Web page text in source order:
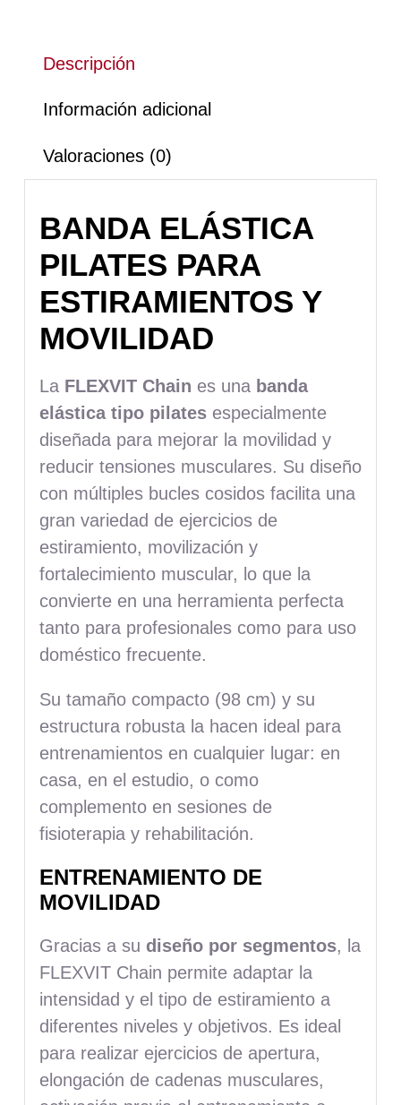
Descripción
Información adicional
Valoraciones (0)
BANDA ELÁSTICA
PILATES PARA
ESTIRAMIENTOS Y
MOVILIDAD
La FLEXVIT Chain es una banda
elástica tipo pilatesespecialmente
diseñada para mejorar la movilidad y
reducir tensiones musculares. Su diseño
con múltiples bucles cosidos facilita una
gran variedad de ejercicios de
estiramiento, movilización y
fortalecimiento muscular, lo que la
convierte en una herramienta perfecta
tanto para profesionales como para uso
doméstico frecuente.
Su tamaño compacto (98 cm) y su
estructura robusta la hacen ideal para
entrenamientos en cualquier lugar: en
casa, en el estudio, o como
complemento en sesiones de
fisioterapia y rehabilitación.
ENTRENAMIENTO DE
MOVILIDAD
Gracias a su diseño por segmentos, la
FLEXVIT Chain permite adaptar la
intensidad y el tipo de estiramiento a
diferentes niveles y objetivos. Es ideal
para realizar ejercicios de apertura,
elongación de cadenas musculares,